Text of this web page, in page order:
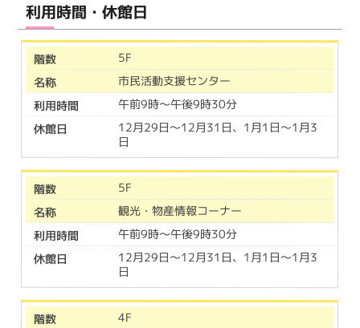
利用時間・休館日
5F
市民活動支援センター
午前9時～午後9時30分
12月29日～12月31日、1月1日～1月3
日
5F
観光・物産情報コーナー
午前9時～午後9時30分
12月29日～12月31日、1月1日～1月3
日
4F